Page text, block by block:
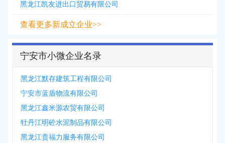
黑龙江凯友进出口贸易有限公司
查看更多新成立企业>>
宁安市小微企业名录
黑龙江默存建筑工程有限公司
宁安市蓝盾物流有限公司
黑龙江鑫米源农贸有限公司
牡丹江明砼水泥制品有限公司
黑龙江贵福力服务有限公司